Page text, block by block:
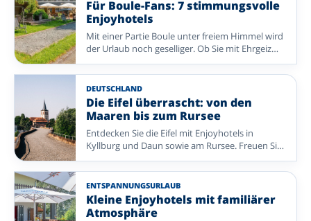
Entdecken einladen. Unternehmen Sie eine
schöne Wanderung am Wasser, genießen Sie
eine Terrasse mit Aussicht oder probieren Sie ein
Glas regionalen Wein. Von einem komfortablen
Enjoyhotel aus erleben Sie den besonderen
Charme der Mosel und genießen zugleich einen
rundum sorglosen Aufenthalt.
Für Boule-Fans: 7 stimmungsvolle
Enjoyhotels
Mit einer Partie Boule unter freiem Himmel wird
der Urlaub noch geselliger. Ob Sie mit Ehrgeiz
spielen oder vor allem die entspannte
Atmosphäre genießen: Bei diesen sieben
Enjoyhotels erwartet Sie ein Bouleplatz für einen
schönen Nachmittag mit Ihrer Begleitung oder
anderen Gästen. Verbinden Sie die sportliche
Abwechslung mit komfortablen
Übernachtungen, gutem Essen und der
herzlichen Gastfreundschaft, die Sie von
Enjoyhotels kennen. So entsteht die ideale
Mischung aus Bewegung und unbeschwertem
Genuss.
DEUTSCHLAND
Die Eifel überrascht: von den
Maaren bis zum Rursee
Entdecken Sie die Eifel mit Enjoyhotels in
Kyllburg und Daun sowie am Rursee. Freuen Sie
sich auf Wälder, Maare, Wanderwege und einen
Aufenthalt, bei dem für alles gesorgt ist.
ENTSPANNUNGSURLAUB
Kleine Enjoyhotels mit familiärer
Atmosphäre